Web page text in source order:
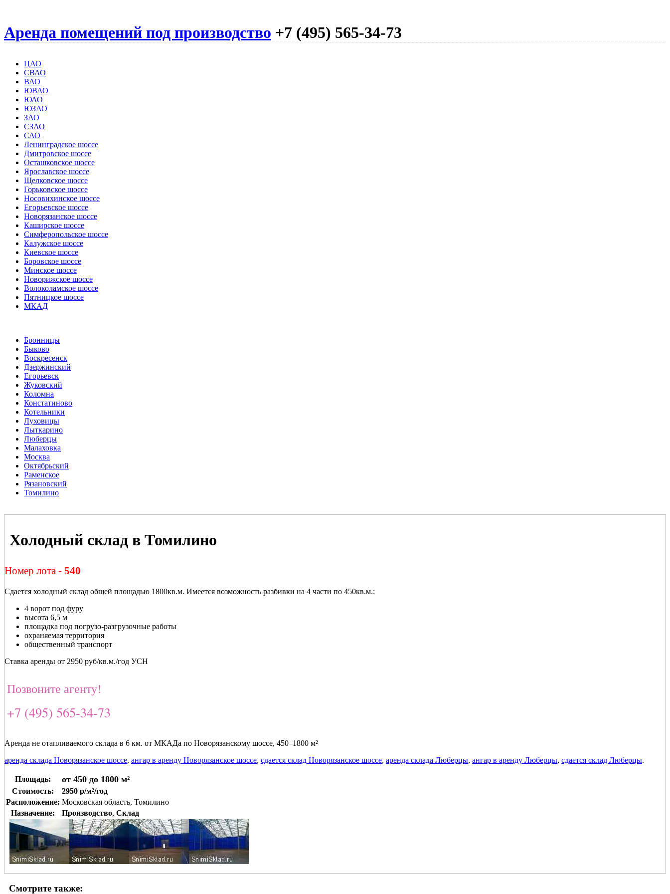
Аренда помещений под производство +7 (495) 565-34-73
ЦАО
СВАО
ВАО
ЮВАО
ЮАО
ЮЗАО
ЗАО
СЗАО
САО
Ленинградское шоссе
Дмитровское шоссе
Осташковское шоссе
Ярославское шоссе
Щелковское шоссе
Горьковское шоссе
Носовихинское шоссе
Егорьевское шоссе
Новорязанское шоссе
Каширское шоссе
Симферопольское шоссе
Калужское шоссе
Киевское шоссе
Боровское шоссе
Минское шоссе
Новорижское шоссе
Волоколамское шоссе
Пятницкое шоссе
МКАД
Бронницы
Быково
Воскресенск
Дзержинский
Егорьевск
Жуковский
Коломна
Констатиново
Котельники
Луховицы
Лыткарино
Люберцы
Малаховка
Москва
Октябрьский
Раменское
Рязановский
Томилино
Холодный склад в Томилино
Номер лота - 540
Сдается холодный склад общей площадью 1800кв.м. Имеется возможность разбивки на 4 части по 450кв.м.:
4 ворот под фуру
высота 6,5 м
площадка под погрузо-разгрузочные работы
охраняемая территория
общественный транспорт
Ставка аренды от 2950 руб/кв.м./год УСН
Позвоните агенту!
+7 (495) 565-34-73
Аренда не отапливаемого склада в 6 км. от МКАДа по Новорязанскому шоссе, 450–1800 м²
аренда склада Новорязанское шоссе, ангар в аренду Новорязанское шоссе, сдается склад Новорязанское шоссе, аренда склада Люберцы, ангар в аренду Люберцы, сдается склад Люберцы.
Площадь: от 450 до 1800 м²
Стоимость:
2950 р/м²/год
Расположение: Московская область, Томилино
Назначение:
Производство, Склад
Смотрите также: